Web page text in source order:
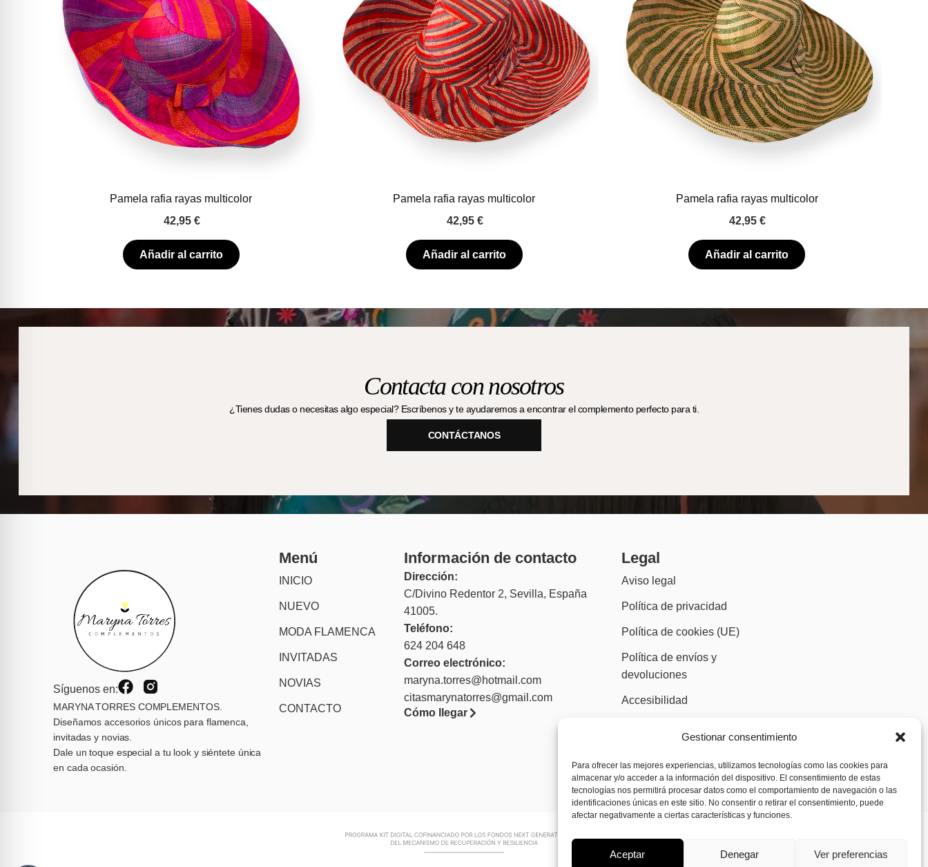
Gestionar consentimiento
Para ofrecer las mejores experiencias, utilizamos tecnologías como las cookies para
almacenar y/o acceder a la información del dispositivo. El consentimiento de estas
tecnologías nos permitirá procesar datos como el comportamiento de navegación o las
identificaciones únicas en este sitio. No consentir o retirar el consentimiento, puede
afectar negativamente a ciertas características y funciones.
Aceptar Denegar Ver preferencias
Pamela rafia rayas multicolor
42,95 €
Añadir al carrito
Pamela rafia rayas multicolor
42,95 €
Añadir al carrito
Pamela rafia rayas multicolor
42,95€
Añadir al carrito
Contacta con nosotros
¿Tienes dudas o necesitas algo especial? Escríbenos y te ayudaremos a encontrar el complemento perfecto para ti.
CONTÁCTANOS
Síguenos en:
MARYNA TORRES COMPLEMENTOS.
Diseñamos accesorios únicos para flamenca,
invitadas y novias.
Dale un toque especial a tu look y siéntete única
en cada ocasión.
Menú
INICIO
NUEVO
MODA FLAMENCA
INVITADAS
NOVIAS
CONTACTO
Información de contacto
Dirección:
C/Divino Redentor 2, Sevilla, España
41005.
Teléfono:
624 204 648
Correo electrónico:
maryna.torres@hotmail.com
citasmarynatorres@gmail.com
Cómo llegar
Legal
Aviso legal
Política de privacidad
Política de cookies (UE)
Política de envíos y
devoluciones
Accesibilidad